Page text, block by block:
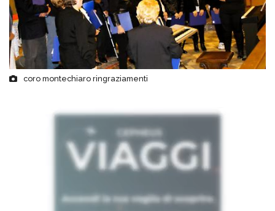
coro montechiaro ringraziamenti